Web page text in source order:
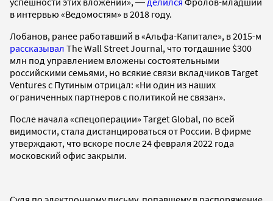
в интервью «Ведомостям» в 2018 году.
Лобанов, ранее работавший в «Альфа-Капитале», в 2015-м
рассказывал The Wall Street Journal, что тогдашние $300
млн под управлением вложены состоятельными
российскими семьями, но всякие связи вкладчиков Target
Ventures с Путиным отрицал: «Ни один из наших
ограниченных партнеров с политикой не связан».
После начала «спецоперации» Target Global, по всей
видимости, стала дистанцироваться от России. В фирме
утверждают, что вскоре после 24 февраля 2022 года
московский офис закрыли.